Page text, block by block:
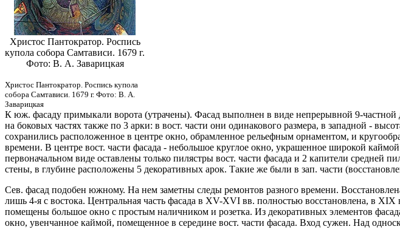
Христос Пантократор. Роспись
купола собора Самтависи. 1679 г.
Фото: В. А. Заварицкая
Христос Пантократор. Роспись купола
собора Самтависи. 1679 г. Фото: В. А.
Заварицкая
К юж. фасаду примыкали ворота (утрачены). Фасад выполнен в виде непрерывной 9-
на боковых частях также по 3 арки: в вост. части они одинакового размера, в западной -
сохранились расположенное в центре окно, обрамленное рельефным орнаментом, и
времени. В центре вост. части фасада - небольшое круглое окно, украшенное широкой
первоначальном виде оставлены только пилястры вост. части фасада и 2 капители средней
стены, в глубине расположены 5 декоративных арок. Такие же были в зап. части
Сев. фасад подобен южному. На нем заметны следы ремонтов разного времени.
лишь 4-я с востока. Центральная часть фасада в XV-XVI вв. полностью восстановлена, в
помещены большое окно с простым наличником и розетка. Из декоративных элементов
окно, увенчанное каймой, помещенное в середине вост. части фасада. Вход сужен. Над